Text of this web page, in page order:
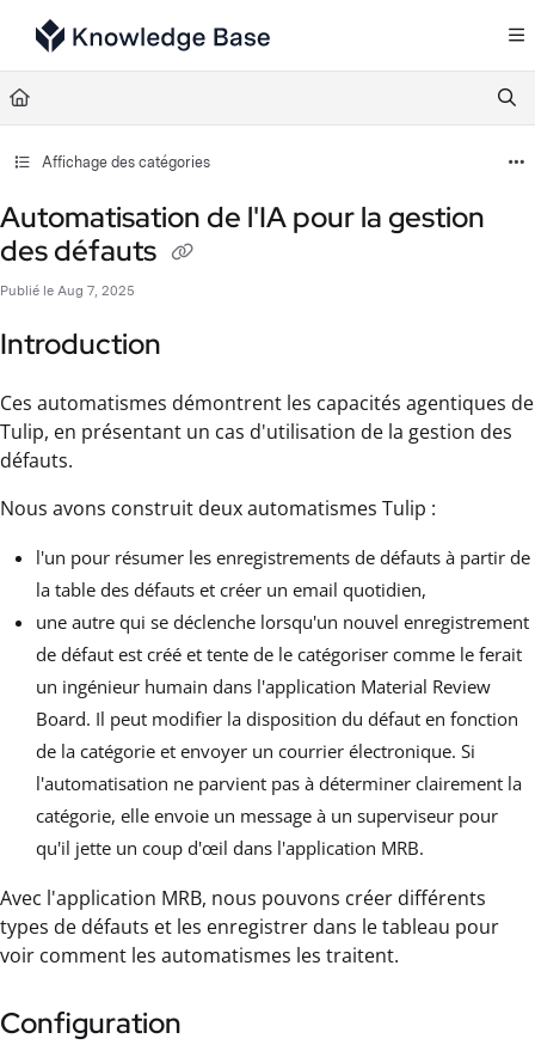
Documentation Index
Fetch the complete documentation index at:
Use this file to discover all available pages before exploring further.
Affichage des catégories
Automatisation de l'IA pour la gestion
des défauts
Publié le Aug 7, 2025
Introduction
Ces automatismes démontrent les capacités agentiques de
Tulip, en présentant un cas d'utilisation de la gestion des
défauts.
Nous avons construit deux automatismes Tulip :
l'un pour résumer les enregistrements de défauts à partir de
la table des défauts et créer un email quotidien,
une autre qui se déclenche lorsqu'un nouvel enregistrement
de défaut est créé et tente de le catégoriser comme le ferait
un ingénieur humain dans l'application Material Review
Board. Il peut modifier la disposition du défaut en fonction
de la catégorie et envoyer un courrier électronique. Si
l'automatisation ne parvient pas à déterminer clairement la
catégorie, elle envoie un message à un superviseur pour
qu'il jette un coup d'œil dans l'application MRB.
Avec l'application MRB, nous pouvons créer différents
types de défauts et les enregistrer dans le tableau pour
voir comment les automatismes les traitent.
Configuration